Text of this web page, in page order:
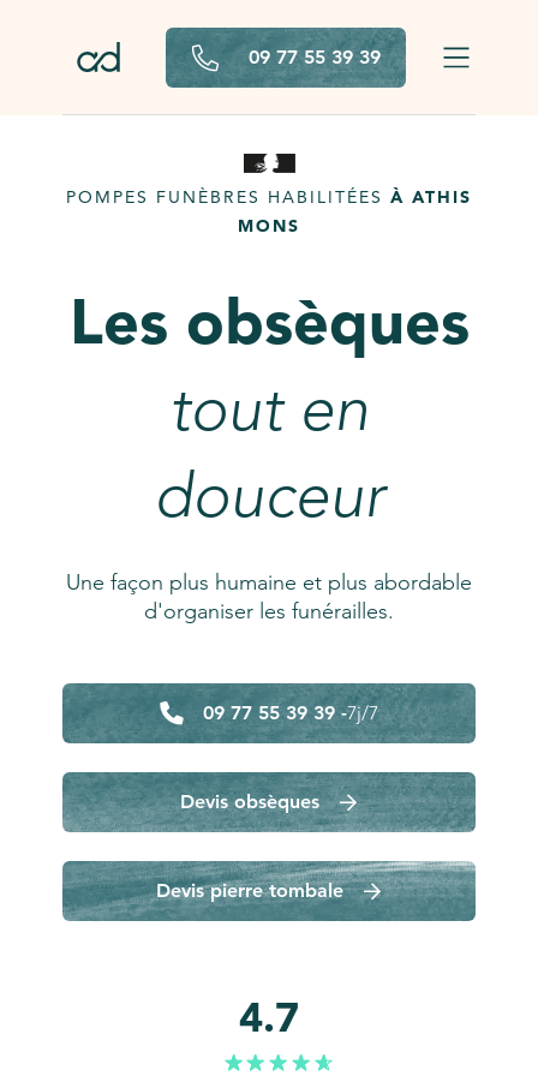
09 77 55 39 39
POMPES FUNÈBRES HABILITÉES À ATHIS
MONS
Les obsèques
tout en
douceur
Une façon plus humaine et plus abordable
d'organiser les funérailles.
09 77 55 39 39 -7j/7
Devis obsèques
Devis pierre tombale
4.7